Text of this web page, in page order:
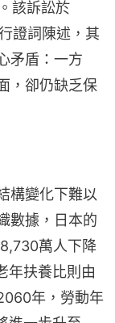
該訴訟於
證詞陳述，其
矛盾：一方
，卻仍缺乏保
構變化下難以
數據，日本的
萬人下降
年扶養比則由
年，勞動年